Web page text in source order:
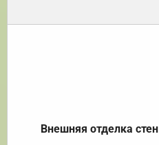
Внешняя отделка стен